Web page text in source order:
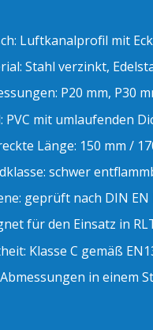
Luftkanalprofil mit
Stahl verzinkt,
P20 mm, P30
PVC mit umlaufenden
Länge: 150 mm /
schwer
geprüft nach DIN EN
für den Einsatz in
Klasse C gemäß
in einem